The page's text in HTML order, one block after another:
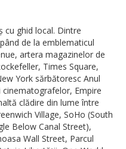
cu ghid local. Dintre
de la emblematicul
artera magazinelor de
Times Square,
York sărbătoresc Anul
Empire
clădire din lume între
Village, SoHo (South
Below Canal Street),
Wall Street, Parcul